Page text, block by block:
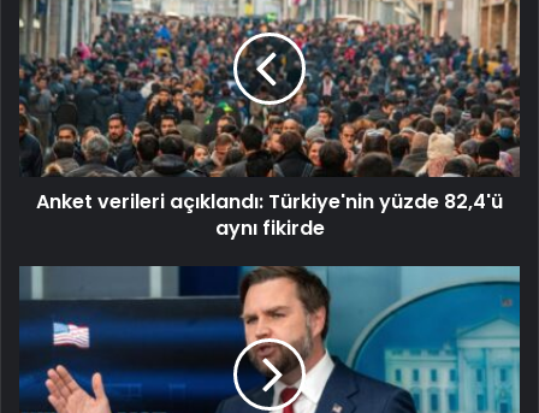
Anket verileri açıklandı: Türkiye'nin yüzde 82,4'ü
aynı fikirde